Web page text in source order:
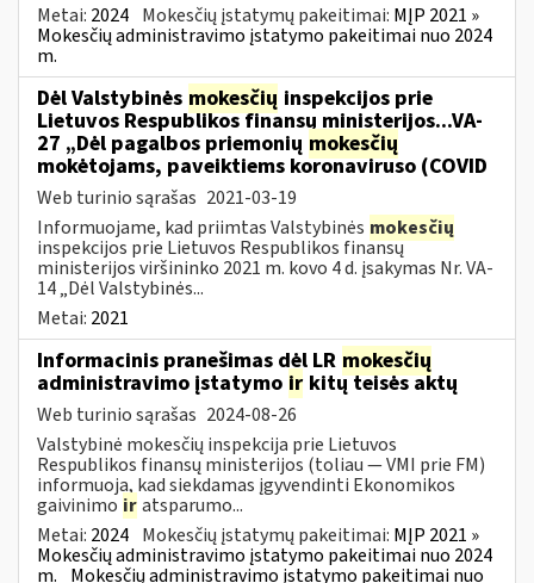
Metai: 2024 Mokesčių įstatymų pakeitimai: MĮP 2021 »
Mokesčių administravimo įstatymo pakeitimai nuo 2024
m.
Dėl Valstybinės mokesčių inspekcijos prie
Lietuvos Respublikos finansų ministerijos...VA-
27 „Dėl pagalbos priemonių mokesčių
mokėtojams, paveiktiems koronaviruso (COVID
Web turinio sąrašas 2021-03-19
Informuojame, kad priimtas Valstybinės mokesčių
inspekcijos prie Lietuvos Respublikos finansų
ministerijos viršininko 2021 m. kovo 4 d. įsakymas Nr. VA-
14 „Dėl Valstybinės...
Metai: 2021
Informacinis pranešimas dėl LR mokesčių
administravimo įstatymo ir kitų teisės aktų
Web turinio sąrašas 2024-08-26
Valstybinė mokesčių inspekcija prie Lietuvos
Respublikos finansų ministerijos (toliau — VMI prie FM)
informuoja, kad siekdamas įgyvendinti Ekonomikos
gaivinimo iratsparumo...
Metai: 2024 Mokesčių įstatymų pakeitimai: MĮP 2021 »
Mokesčių administravimo įstatymo pakeitimai nuo 2024
m. Mokesčių administravimo įstatymo pakeitimai nuo